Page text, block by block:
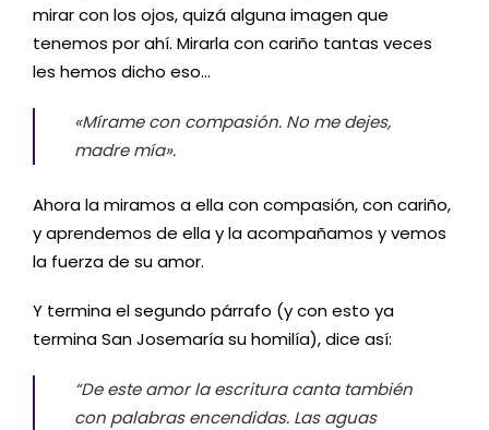
mirar con los ojos, quizá alguna imagen que
tenemos por ahí. Mirarla con cariño tantas veces
les hemos dicho eso…
«Mírame con compasión. No me dejes,
madre mía».
Ahora la miramos a ella con compasión, con cariño,
y aprendemos de ella y la acompañamos y vemos
la fuerza de su amor.
Y termina el segundo párrafo (y con esto ya
termina San Josemaría su homilía), dice así:
“De este amor la escritura canta también
con palabras encendidas. Las aguas